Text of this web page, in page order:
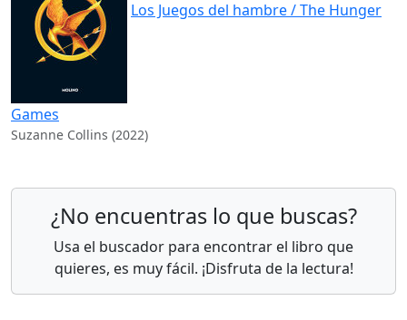
Los Juegos del hambre / The Hunger
Games
Suzanne Collins (2022)
¿No encuentras lo que buscas?
Usa el buscador para encontrar el libro que
quieres, es muy fácil. ¡Disfruta de la lectura!